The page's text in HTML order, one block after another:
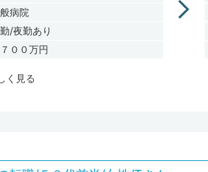
病院
/夜勤あり
０万円
く見る